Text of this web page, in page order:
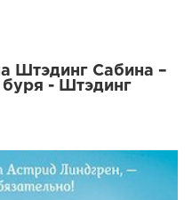
Штэдинг Сабина –
буря - Штэдинг